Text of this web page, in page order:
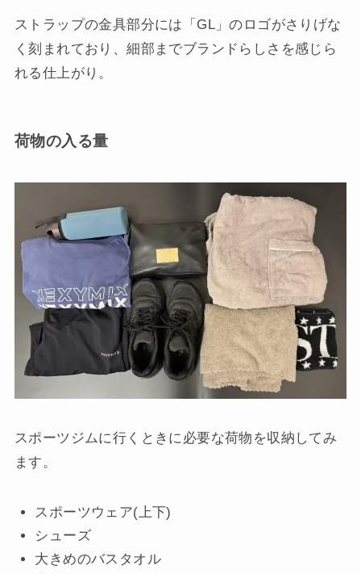
ストラップの金具部分には「GL」のロゴがさりげな
く刻まれており、細部までブランドらしさを感じら
れる仕上がり。
荷物の入る量
スポーツジムに行くときに必要な荷物を収納してみ
ます。
スポーツウェア(上下)
シューズ
大きめのバスタオル